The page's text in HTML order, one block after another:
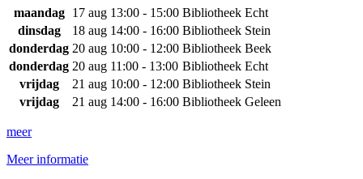
maandag 17 aug 13:00 - 15:00 Bibliotheek Echt
dinsdag
18 aug 14:00 - 16:00 Bibliotheek Stein
donderdag 20 aug 10:00 - 12:00 Bibliotheek Beek
donderdag 20 aug 11:00 - 13:00 Bibliotheek Echt
vrijdag
21 aug 10:00 - 12:00 Bibliotheek Stein
vrijdag
21 aug 14:00 - 16:00 Bibliotheek Geleen
meer
Meer informatie